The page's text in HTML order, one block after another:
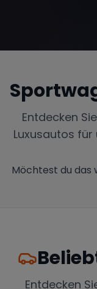
Entdecken
Luxusautos
Möchtest du das
Entdecken